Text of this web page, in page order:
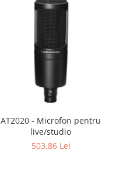
AT2020 - Microfon pentru
live/studio
503,86 Lei